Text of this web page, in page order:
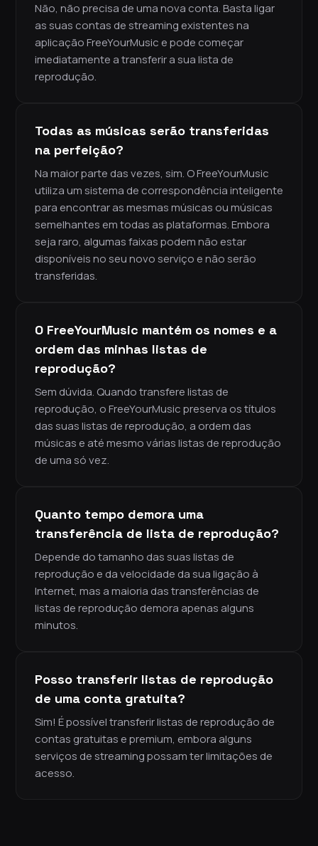
Não, não precisa de uma nova conta. Basta ligar
as suas contas de streaming existentes na
aplicação FreeYourMusic e pode começar
imediatamente a transferir a sua lista de
reprodução.
Todas as músicas serão transferidas
na perfeição?
Na maior parte das vezes, sim. O FreeYourMusic
utiliza um sistema de correspondência inteligente
para encontrar as mesmas músicas ou músicas
semelhantes em todas as plataformas. Embora
seja raro, algumas faixas podem não estar
disponíveis no seu novo serviço e não serão
transferidas.
O FreeYourMusic mantém os nomes e a
ordem das minhas listas de
reprodução?
Sem dúvida. Quando transfere listas de
reprodução, o FreeYourMusic preserva os títulos
das suas listas de reprodução, a ordem das
músicas e até mesmo várias listas de reprodução
de uma só vez.
Quanto tempo demora uma
transferência de lista de reprodução?
Depende do tamanho das suas listas de
reprodução e da velocidade da sua ligação à
Internet, mas a maioria das transferências de
listas de reprodução demora apenas alguns
minutos.
Posso transferir listas de reprodução
de uma conta gratuita?
Sim! É possível transferir listas de reprodução de
contas gratuitas e premium, embora alguns
serviços de streaming possam ter limitações de
acesso.